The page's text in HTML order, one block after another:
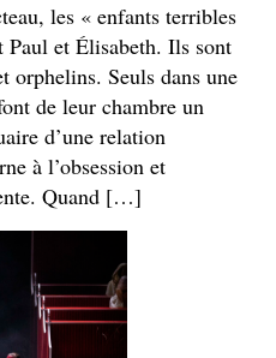
les « enfants terribles
Paul et Élisabeth. Ils sont
orphelins. Seuls dans une
de leur chambre un
d’une relation
à l’obsession et
Quand […]